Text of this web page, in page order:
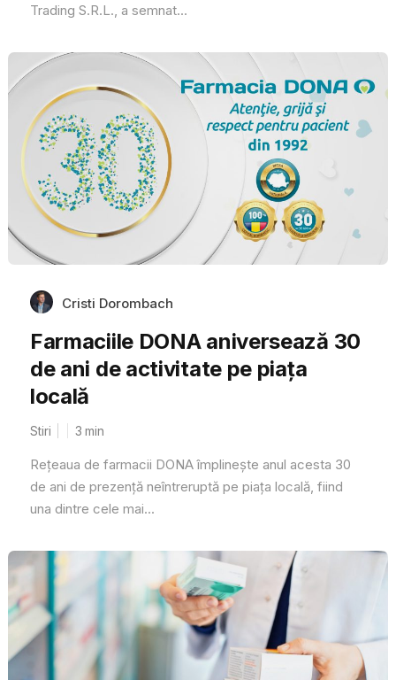
Trading S.R.L., a semnat...
Cristi Dorombach
Farmaciile DONA aniversează 30
de ani de activitate pe piața
locală
Stiri 3 min
Rețeaua de farmacii DONA împlinește anul acesta 30
de ani de prezență neîntreruptă pe piața locală, fiind
una dintre cele mai...